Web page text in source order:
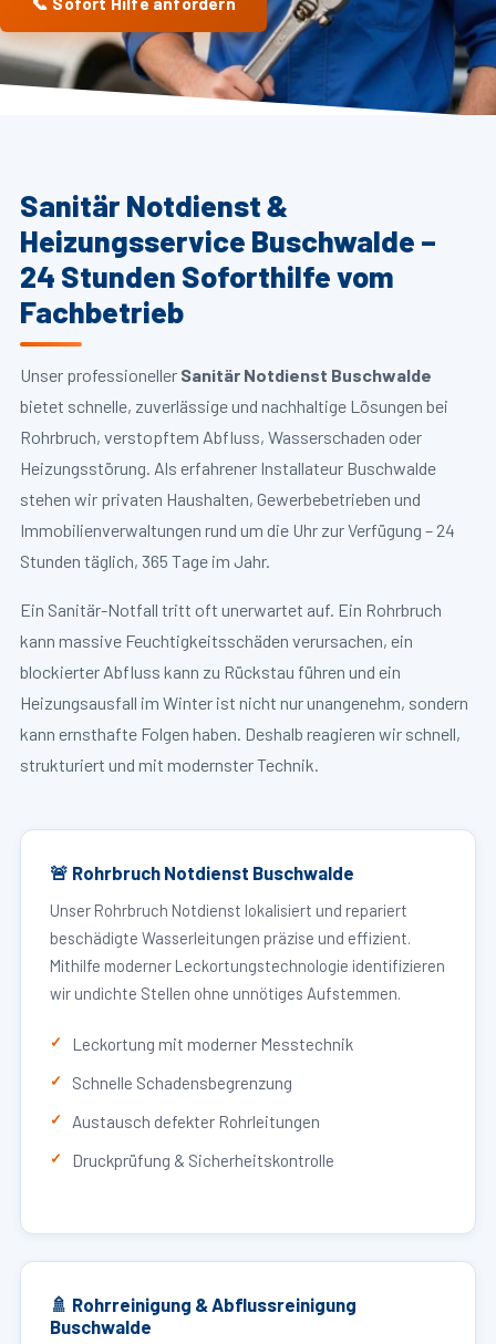
Sanitär Notdienst &
Heizungsservice Buschwalde –
24 Stunden Soforthilfe vom
Fachbetrieb
Unser professioneller Sanitär Notdienst Buschwalde
bietet schnelle, zuverlässige und nachhaltige Lösungen bei
Rohrbruch, verstopftem Abfluss, Wasserschaden oder
Heizungsstörung. Als erfahrener Installateur Buschwalde
stehen wir privaten Haushalten, Gewerbebetrieben und
Immobilienverwaltungen rund um die Uhr zur Verfügung – 24
Stunden täglich, 365 Tage im Jahr.
Ein Sanitär-Notfall tritt oft unerwartet auf. Ein Rohrbruch
kann massive Feuchtigkeitsschäden verursachen, ein
blockierter Abfluss kann zu Rückstau führen und ein
Heizungsausfall im Winter ist nicht nur unangenehm, sondern
kann ernsthafte Folgen haben. Deshalb reagieren wir schnell,
strukturiert und mit modernster Technik.
🚨 Rohrbruch Notdienst Buschwalde
Unser Rohrbruch Notdienst lokalisiert und repariert
beschädigte Wasserleitungen präzise und effizient.
Mithilfe moderner Leckortungstechnologie identifizieren
wir undichte Stellen ohne unnötiges Aufstemmen.
Leckortung mit moderner Messtechnik
Schnelle Schadensbegrenzung
Austausch defekter Rohrleitungen
Druckprüfung & Sicherheitskontrolle
🚿 Rohrreinigung & Abflussreinigung
Buschwalde